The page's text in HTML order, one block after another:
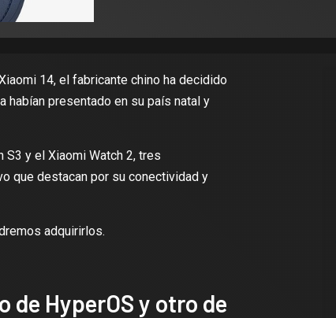
14, el fabricante chino ha decidido
habían presentado en su país natal y
S3 y el Xiaomi Watch 2, tres
que destacan por su conectividad y
adquirirlos.
de HyperOS y otro de